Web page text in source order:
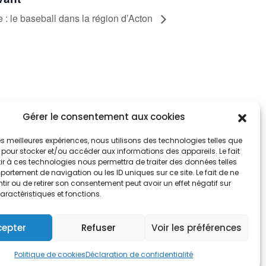
Gérer le consentement aux cookies
meilleures expériences, nous utilisons des technologies telles que
stocker et/ou accéder aux informations des appareils. Le fait
à ces technologies nous permettra de traiter des données telles
de navigation ou les ID uniques sur ce site. Le fait de ne
ou de retirer son consentement peut avoir un effet négatif sur
et fonctions.
Refuser Voir les préférences
Politique de cookiesDéclaration de confidentialité
: le baseball dans la région d’Acton
informés
vous aux alertes municipales
m'abonne
de cookies